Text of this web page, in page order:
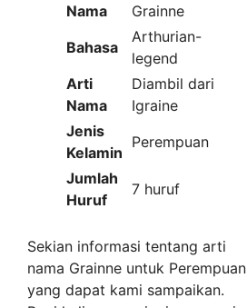
Nama
Grainne
Bahasa
Arthurian-
legend
Arti
Nama
Diambil dari
Igraine
Jenis
Kelamin
Perempuan
Jumlah
Huruf
7 huruf
Sekian informasi tentang arti
nama Grainne untuk Perempuan
yang dapat kami sampaikan.